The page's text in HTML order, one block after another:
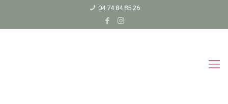
04 74 84 85 26